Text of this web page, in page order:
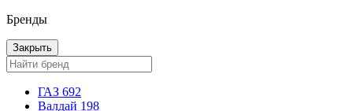
Бренды
Закрыть
ГАЗ 692
Валдай 198